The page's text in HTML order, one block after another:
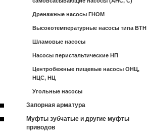
Дренажные насосы ГНОМ
Высокотемпературные насосы типа ВТН
Шламовые насосы
Насосы перистальтические НП
Центробежные пищевые насосы ОНЦ,
НЦС, НЦ
Угольные насосы
Запорная арматура
Муфты зубчатые и другие муфты
приводов